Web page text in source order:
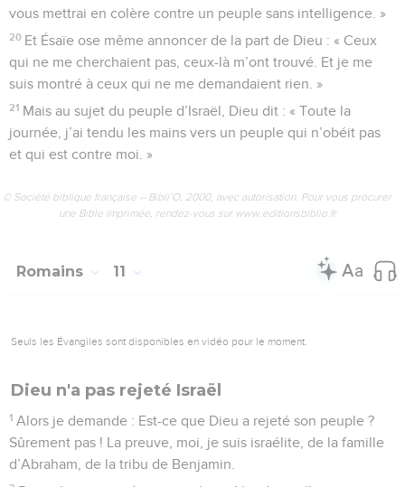
vous mettrai en colère contre un peuple sans intelligence. »
20 Et Ésaïe ose même annoncer de la part de Dieu : « Ceux
qui ne me cherchaient pas, ceux-là m’ont trouvé. Et je me
suis montré à ceux qui ne me demandaient rien. »
21 Mais au sujet du peuple d’Israël, Dieu dit : « Toute la
journée, j’ai tendu les mains vers un peuple qui n’obéit pas
et qui est contre moi. »
© Société biblique française – Bibli’O, 2000, avec autorisation. Pour vous procurer
une Bible imprimée, rendez-vous sur www.editionsbiblio.fr
Romains 11
Seuls les Évangiles sont disponibles en vidéo pour le moment.
Dieu n'a pas rejeté Israël
1 Alors je demande : Est-ce que Dieu a rejeté son peuple ?
Sûrement pas ! La preuve, moi, je suis israélite, de la famille
d’Abraham, de la tribu de Benjamin.